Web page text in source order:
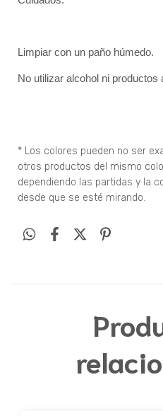
Limpiar con un paño húmedo.
No utilizar alcohol ni productos
* Los colores pueden no ser
otros productos del mismo
dependiendo las partidas y la
desde que se esté mirando.